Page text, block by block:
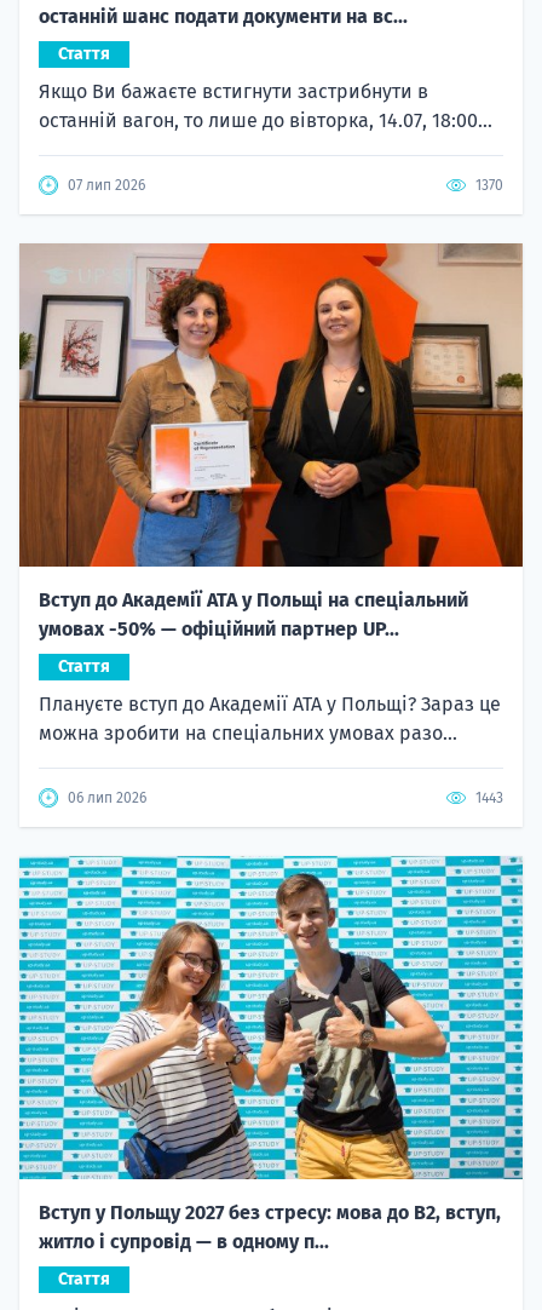
останній шанс подати документи на вс...
Стаття
Якщо Ви бажаєте встигнути застрибнути в
останній вагон, то лише до вівторка, 14.07, 18:00...
07 лип 2026 1370
Вступ до Академії ATA у Польщі на спеціальний
умовах -50% — офіційний партнер UP...
Стаття
Плануєте вступ до Академії ATA у Польщі? Зараз це
можна зробити на спеціальних умовах разо...
06 лип 2026 1443
Вступ у Польщу 2027 без стресу: мова до B2, вступ,
житло і супровід — в одному п...
Стаття